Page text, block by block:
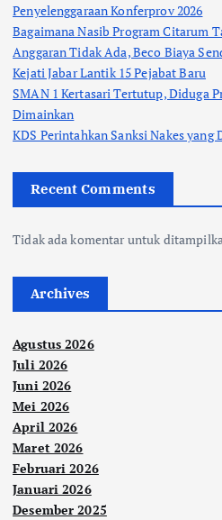
Penyelenggaraan Konferprov 2026
Bagaimana Nasib Program Citarum
Anggaran Tidak Ada, Beco Biaya
Kejati Jabar Lantik 15 Pejabat Baru
SMAN 1 Kertasari Tertutup, Diduga
Dimainkan
KDS Perintahkan Sanksi Nakes yang
Recent Comments
Tidak ada komentar untuk
Archives
Agustus 2026
Juli 2026
Juni 2026
Mei 2026
April 2026
Maret 2026
Februari 2026
Januari 2026
Desember 2025